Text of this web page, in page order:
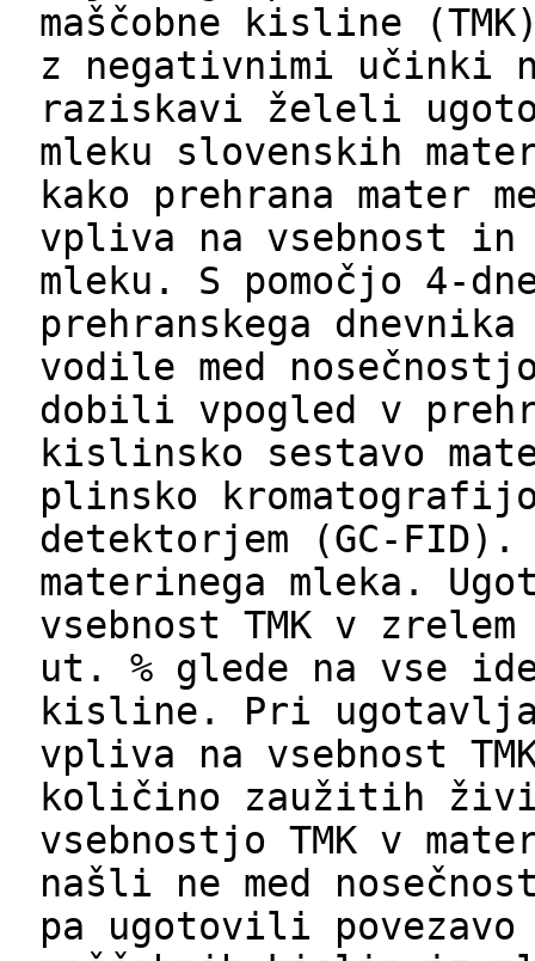
maščobne kisline
z negativnimi učinki
raziskavi želeli
mleku slovenskih
kako prehrana mater
vpliva na vsebnost in
mleku. S pomočjo 4-
prehranskega
vodile med
dobili vpogled v
kislinsko sestavo
plinsko
detektorjem (GC-
materinega mleka.
vsebnost TMK v
ut. % glede na vse
kisline. Pri
vpliva na vsebnost
količino zaužitih
vsebnostjo TMK v
našli ne med
pa ugotovili povezavo